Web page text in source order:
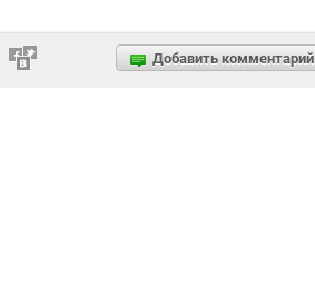
Добавить комментарий